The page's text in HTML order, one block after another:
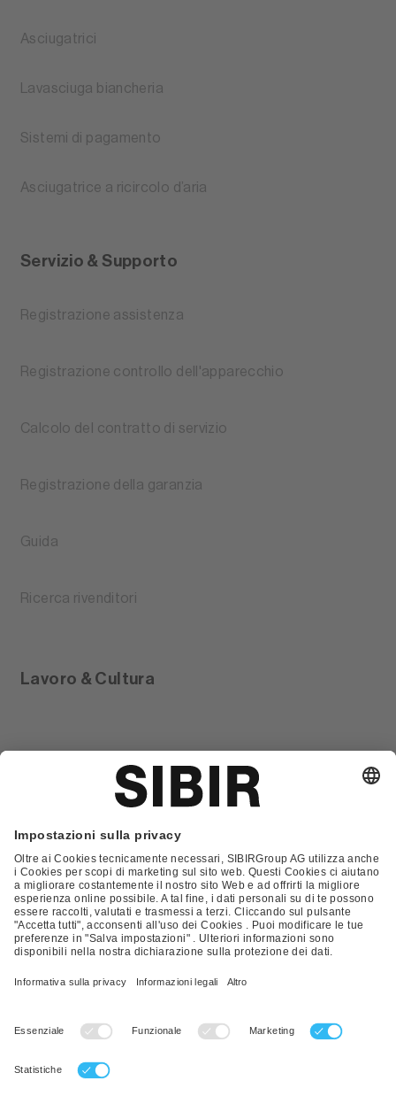
Asciugatrici
Lavasciuga biancheria
Sistemi di pagamento
Asciugatrice a ricircolo d’aria
Servizio & Supporto
Registrazione assistenza
Registrazione controllo dell'apparecchio
Calcolo del contratto di servizio
Registrazione della garanzia
Guida
Ricerca rivenditori
Lavoro & Cultura
Contatto
FAQ
Condizioni Generali di Contratto